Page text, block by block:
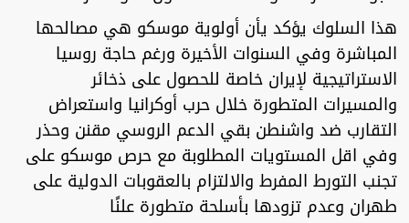
هذا السلوك يؤكد يأن أولوية موسكو هي مصالحها
المباشرة وفي السنوات الأخيرة ورغم حاجة روسيا
الاستراتيجية لإيران خاصة للحصول على ذخائر
والمسيرات المتطورة خلال حرب أوكرانيا واستعراض
التقارب ضد واشنطن بقي الدعم الروسي مقنن وحذر
وفي اقل المستويات المطلوبة مع حرص موسكو على
تجنب التورط المفرط والالتزام بالعقوبات الدولية على
طهران وعدم تزودها بأسلحة متطورة علنًا